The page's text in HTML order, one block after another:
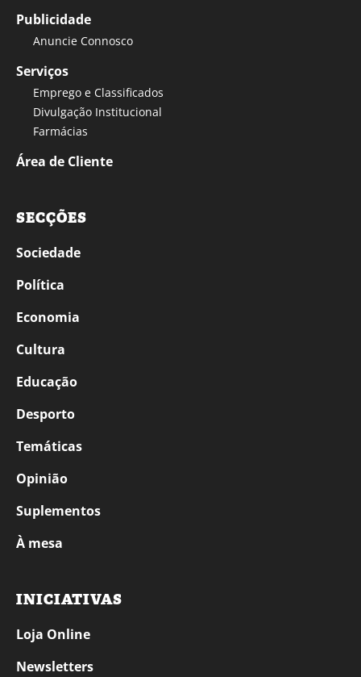
Publicidade
Anuncie Connosco
Serviços
Emprego e Classificados
Divulgação Institucional
Farmácias
Área de Cliente
SECÇÕES
Sociedade
Política
Economia
Cultura
Educação
Desporto
Temáticas
Opinião
Suplementos
À mesa
INICIATIVAS
Loja Online
Newsletters